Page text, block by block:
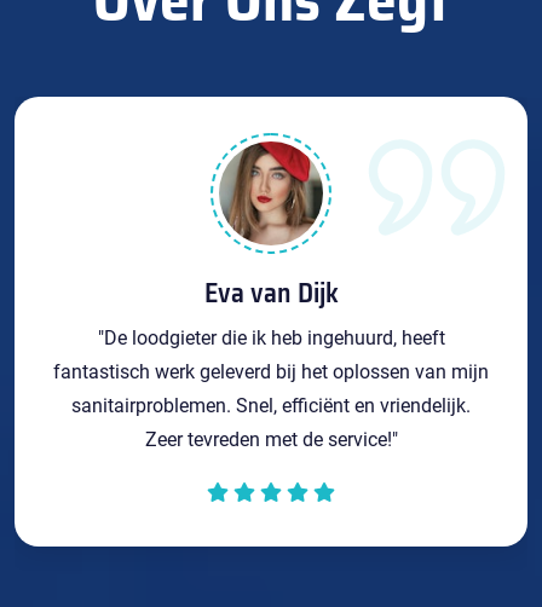
Eva van Dijk
"De loodgieter die ik heb ingehuurd, heeft
fantastisch werk geleverd bij het oplossen van mijn
sanitairproblemen. Snel, efficiënt en vriendelijk.
Zeer tevreden met de service!"